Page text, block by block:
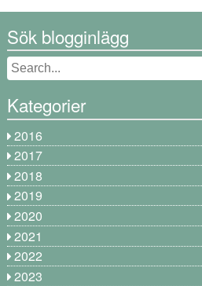
Sök blogginlägg
Kategorier
2016
2017
2018
2019
2020
2021
2022
2023